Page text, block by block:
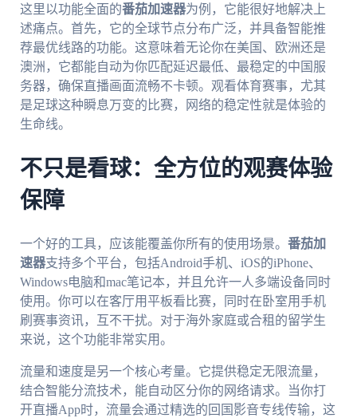
这里以功能全面的番茄加速器为例，它能很好地解决上
述痛点。首先，它的全球节点分布广泛，并具备智能推
荐最优线路的功能。这意味着无论你在美国、欧洲还是
澳洲，它都能自动为你匹配延迟最低、最稳定的中国服
务器，确保直播画面流畅不卡顿。观看体育赛事，尤其
是足球这种瞬息万变的比赛，网络的稳定性就是体验的
生命线。
不只是看球：全方位的观赛体验
保障
一个好的工具，应该能覆盖你所有的使用场景。 番茄加
速器支持多个平台，包括Android手机、iOS的iPhone、
Windows电脑和mac笔记本，并且允许一人多端设备同时
使用。你可以在客厅用平板看比赛，同时在卧室用手机
刷赛事资讯，互不干扰。对于海外家庭或合租的留学生
来说，这个功能非常实用。
流量和速度是另一个核心考量。它提供稳定无限流量，
结合智能分流技术，能自动区分你的网络请求。当你打
开直播App时，流量会通过精选的回国影音专线传输，这